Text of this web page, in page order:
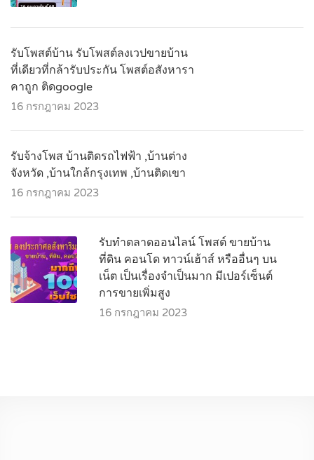
รับโพสต์บ้าน รับโพสต์ลงเวปขายบ้าน
ที่เดียวที่กล้ารับประกัน โพสต์อสังหารา
คาถูก ติดgoogle
16 กรกฎาคม 2023
รับจ้างโพส บ้านติดรถไฟฟ้า ,บ้านต่าง
จังหวัด ,บ้านใกล้กรุงเทพ ,บ้านติดเขา
16 กรกฎาคม 2023
รับทำตลาดออนไลน์ โพสต์ ขายบ้าน
ที่ดิน คอนโด ทาวน์เฮ้าส์ หรืออื่นๆ บน
เน็ต เป็นเรื่องจำเป็นมาก มีเปอร์เซ็นต์
การขายเพิ่มสูง
16 กรกฎาคม 2023